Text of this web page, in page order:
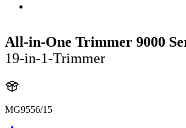
All-in-One Trimmer 9000
19-in-1-Trimmer
MG9556/15